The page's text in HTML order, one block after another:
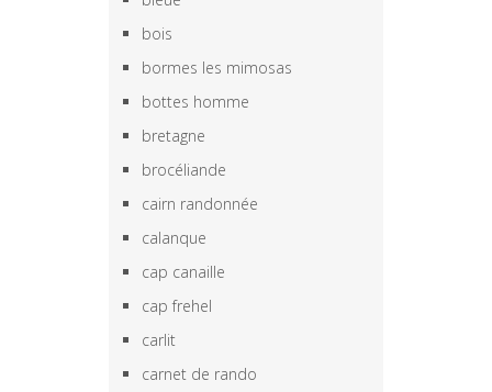
bois
bormes les mimosas
bottes homme
bretagne
brocéliande
cairn randonnée
calanque
cap canaille
cap frehel
carlit
carnet de rando